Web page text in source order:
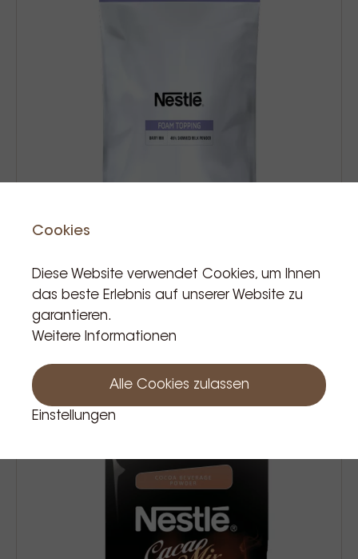
Nestle instant foam topping 1kg
13,15 €
Cookies
Diese Website verwendet Cookies, um Ihnen
das beste Erlebnis auf unserer Website zu
garantieren.
Weitere Informationen
Alle Cookies zulassen
Einstellungen